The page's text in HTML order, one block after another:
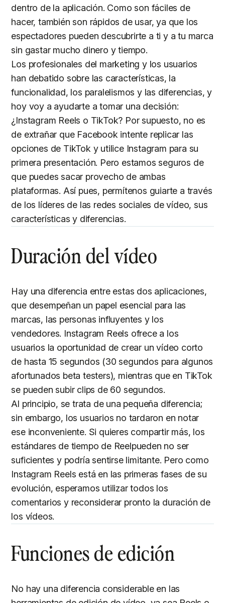
dentro de la aplicación. Como son fáciles de
hacer, también son rápidos de usar, ya que los
espectadores pueden descubrirte a ti y a tu marca
sin gastar mucho dinero y tiempo.
Los profesionales del marketing y los usuarios
han debatido sobre las características, la
funcionalidad, los paralelismos y las diferencias, y
hoy voy a ayudarte a tomar una decisión:
¿Instagram Reels o TikTok? Por supuesto, no es
de extrañar que Facebook intente replicar las
opciones de TikTok y utilice Instagram para su
primera presentación. Pero estamos seguros de
que puedes sacar provecho de ambas
plataformas. Así pues, permítenos guiarte a través
de los líderes de las redes sociales de vídeo, sus
características y diferencias.
Duración del vídeo
Hay una diferencia entre estas dos aplicaciones,
que desempeñan un papel esencial para las
marcas, las personas influyentes y los
vendedores. Instagram Reels ofrece a los
usuarios la oportunidad de crear un vídeo corto
de hasta 15 segundos (30 segundos para algunos
afortunados beta testers), mientras que en TikTok
se pueden subir clips de 60 segundos.
Al principio, se trata de una pequeña diferencia;
sin embargo, los usuarios no tardaron en notar
ese inconveniente. Si quieres compartir más, los
estándares de tiempo de Reelpueden no ser
suficientes y podría sentirse limitante. Pero como
Instagram Reels está en las primeras fases de su
evolución, esperamos utilizar todos los
comentarios y reconsiderar pronto la duración de
los vídeos.
Funciones de edición
No hay una diferencia considerable en las